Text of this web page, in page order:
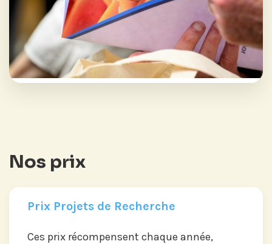
Nos prix
Prix Projets de Recherche
Ces prix récompensent chaque année,